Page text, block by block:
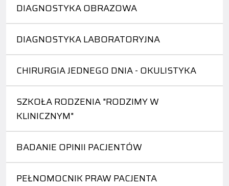
DIAGNOSTYKA OBRAZOWA
DIAGNOSTYKA LABORATORYJNA
CHIRURGIA JEDNEGO DNIA - OKULISTYKA
SZKOŁA RODZENIA "RODZIMY W
KLINICZNYM"
BADANIE OPINII PACJENTÓW
PEŁNOMOCNIK PRAW PACJENTA